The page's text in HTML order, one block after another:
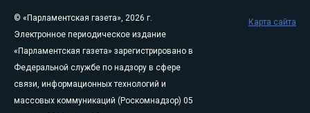
© «Парламентская газета», 2026 г.
Электронное периодическое издание
«Парламентская газета» зарегистрировано в
Федеральной службе по надзору в сфере
связи, информационных технологий и
массовых коммуникаций (Роскомнадзор) 05
Карта сайта